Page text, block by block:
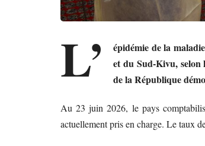
L’
épidémie de la
et du Sud-Kivu, selon
de la République
Au 23 juin 2026, le pays
actuellement pris en charge. Le taux